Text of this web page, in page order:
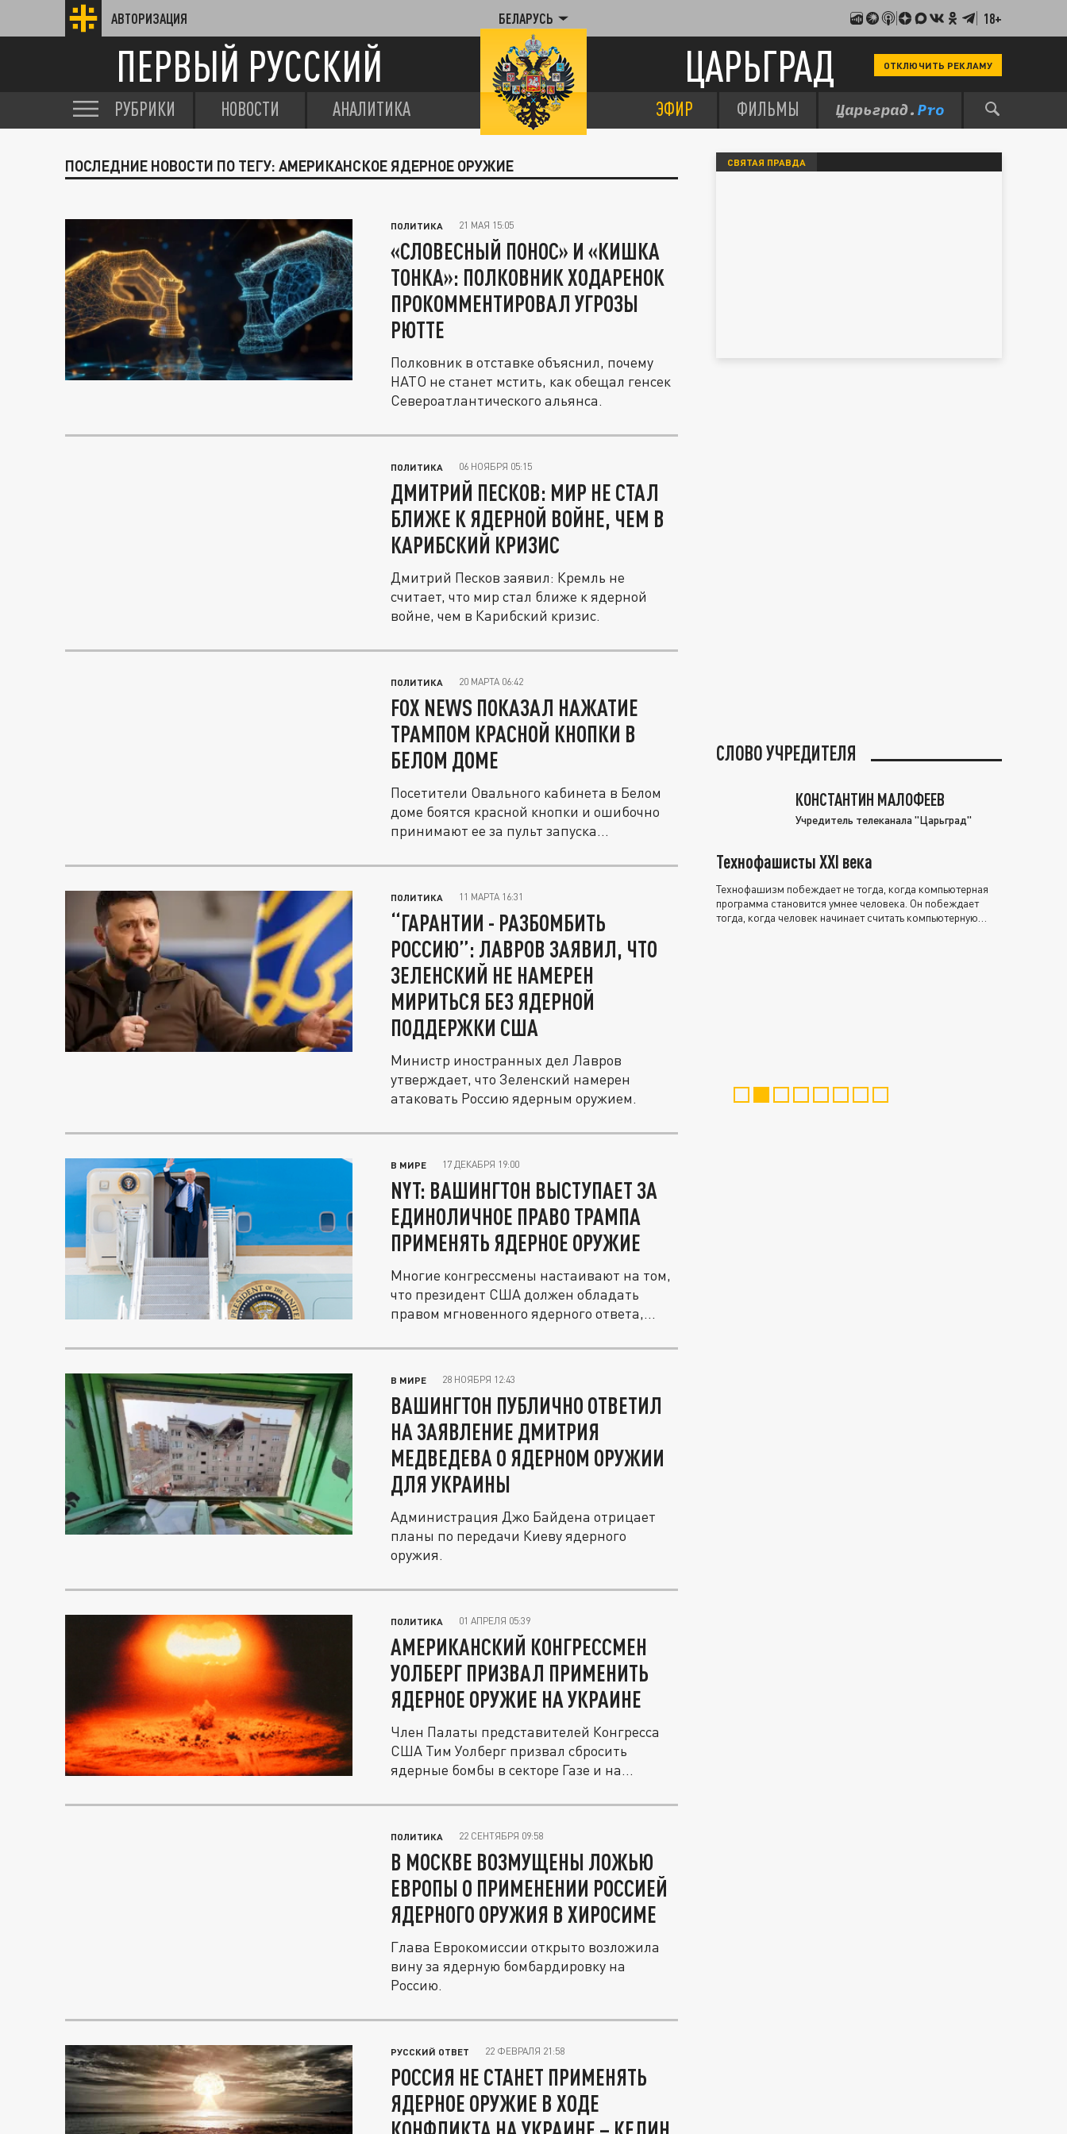
АВТОРИЗАЦИЯ БЕЛАРУСЬ 18+
ПЕРВЫЙ РУССКИЙ ЦАРЬГРАД ОТКЛЮЧИТЬ РЕКЛАМУ
РУБРИКИ НОВОСТИ АНАЛИТИКА ЭФИР ФИЛЬМЫ
ПОСЛЕДНИЕ НОВОСТИ ПО ТЕГУ: АМЕРИКАНСКОЕ ЯДЕРНОЕ ОРУЖИЕ
ПОЛИТИКА 21 МАЯ 15:05
«СЛОВЕСНЫЙ ПОНОС» И «КИШКА
ТОНКА»: ПОЛКОВНИК ХОДАРЕНОК
ПРОКОММЕНТИРОВАЛ УГРОЗЫ
РЮТТЕ
Полковник в отставке объяснил, почему
НАТО не станет мстить, как обещал генсек
Североатлантического альянса.
ПОЛИТИКА 06 НОЯБРЯ 05:15
ДМИТРИЙ ПЕСКОВ: МИР НЕ СТАЛ
БЛИЖЕ К ЯДЕРНОЙ ВОЙНЕ, ЧЕМ В
КАРИБСКИЙ КРИЗИС
Дмитрий Песков заявил: Кремль не
считает, что мир стал ближе к ядерной
войне, чем в Карибский кризис.
ПОЛИТИКА 20 МАРТА 06:42
FOX NEWS ПОКАЗАЛ НАЖАТИЕ
ТРАМПОМ КРАСНОЙ КНОПКИ В
БЕЛОМ ДОМЕ
Посетители Овального кабинета в Белом
доме боятся красной кнопки и ошибочно
принимают ее за пульт запуска...
ПОЛИТИКА 11 МАРТА 16:31
“ГАРАНТИИ - РАЗБОМБИТЬ
РОССИЮ”: ЛАВРОВ ЗАЯВИЛ, ЧТО
ЗЕЛЕНСКИЙ НЕ НАМЕРЕН
МИРИТЬСЯ БЕЗ ЯДЕРНОЙ
ПОДДЕРЖКИ США
Министр иностранных дел Лавров
утверждает, что Зеленский намерен
атаковать Россию ядерным оружием.
В МИРЕ 17 ДЕКАБРЯ 19:00
NYT: ВАШИНГТОН ВЫСТУПАЕТ ЗА
ЕДИНОЛИЧНОЕ ПРАВО ТРАМПА
ПРИМЕНЯТЬ ЯДЕРНОЕ ОРУЖИЕ
Многие конгрессмены настаивают на том,
что президент США должен обладать
правом мгновенного ядерного ответа,...
В МИРЕ 28 НОЯБРЯ 12:43
ВАШИНГТОН ПУБЛИЧНО ОТВЕТИЛ
НА ЗАЯВЛЕНИЕ ДМИТРИЯ
МЕДВЕДЕВА О ЯДЕРНОМ ОРУЖИИ
ДЛЯ УКРАИНЫ
Администрация Джо Байдена отрицает
планы по передачи Киеву ядерного
оружия.
ПОЛИТИКА 01 АПРЕЛЯ 05:39
АМЕРИКАНСКИЙ КОНГРЕССМЕН
УОЛБЕРГ ПРИЗВАЛ ПРИМЕНИТЬ
ЯДЕРНОЕ ОРУЖИЕ НА УКРАИНЕ
Член Палаты представителей Конгресса
США Тим Уолберг призвал сбросить
ядерные бомбы в секторе Газе и на...
ПОЛИТИКА 22 СЕНТЯБРЯ 09:58
В МОСКВЕ ВОЗМУЩЕНЫ ЛОЖЬЮ
ЕВРОПЫ О ПРИМЕНЕНИИ РОССИЕЙ
ЯДЕРНОГО ОРУЖИЯ В ХИРОСИМЕ
Глава Еврокомиссии открыто возложила
вину за ядерную бомбардировку на
Россию.
РУССКИЙ ОТВЕТ 22 ФЕВРАЛЯ 21:58
РОССИЯ НЕ СТАНЕТ ПРИМЕНЯТЬ
ЯДЕРНОЕ ОРУЖИЕ В ХОДЕ
СВЯТАЯ ПРАВДА
СЛОВО УЧРЕДИТЕЛЯ
КОНСТАНТИН МАЛОФЕЕВ
Учредитель телеканала "Царьград"
Технофашисты XXI века
Технофашизм побеждает не тогда, когда компьютерная
программа становится умнее человека. Он побеждает
тогда, когда человек начинает считать компьютерную